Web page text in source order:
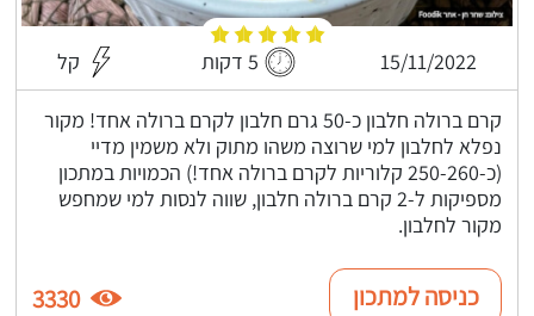
15/11/2022 5 דקות קל
קרם ברולה חלבון כ-50 גרם חלבון לקרם ברולה אחד! מקור
נפלא לחלבון למי שרוצה משהו מתוק ולא משמין מדיי
(כ-250-260 קלוריות לקרם ברולה אחד!) הכמויות במתכון
מספיקות ל-2 קרם ברולה חלבון, שווה לנסות למי שמחפש
מקור לחלבון.
כניסה למתכון 3330